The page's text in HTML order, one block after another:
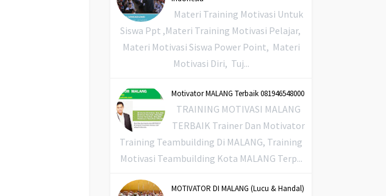
Materi Training Motivasi Untuk
Siswa Ppt ,Materi Training Motivasi Pelajar,
Materi Motivasi Siswa Power Point, Materi
Motivasi Diri, Tuj...
Motivator MALANG Terbaik 081946548000
TRAINING MOTIVASI MALANG
TERBAIK Trainer Dan Motivator
Training Teambuilding Di MALANG, Training
Motivasi Teambuilding Kota MALANG Terp...
MOTIVATOR DI MALANG (Lucu & Handal)